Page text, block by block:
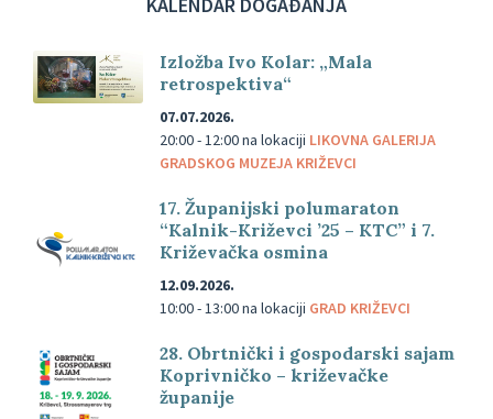
KALENDAR DOGAĐANJA
Izložba Ivo Kolar: „Mala
retrospektiva“
07.07.2026.
20:00 - 12:00na lokaciji LIKOVNA GALERIJA
GRADSKOG MUZEJA KRIŽEVCI
17. Županijski polumaraton
“Kalnik-Križevci ’25 – KTC” i 7.
Križevačka osmina
12.09.2026.
10:00 - 13:00na lokaciji GRAD KRIŽEVCI
28. Obrtnički i gospodarski sajam
Koprivničko – križevačke
županije